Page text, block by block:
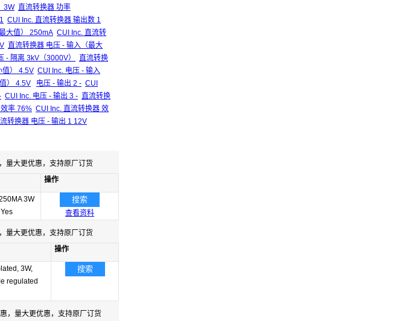
3W 直流转换器 功率
CUI Inc. 直流转换器 输出数 1
大值） 250mA CUI Inc. 直流转
直流转换器 电压 - 输入（最大
- 隔离 3kV（3000V）
直流转换
值） 4.5V CUI Inc. 电压 - 输入
） 4.5V 电压 - 输出 2 - CUI
CUI Inc. 电压 - 输出 3 - 直流转换
率 76% CUI Inc. 直流转换器 效
转换器 电压 - 输出 1 12V
量大更优惠，支持原厂订货
操作
3W
搜索
查看资料
量大更优惠，支持原厂订货
操作
3W,
regulated
搜索
，量大更优惠，支持原厂订货